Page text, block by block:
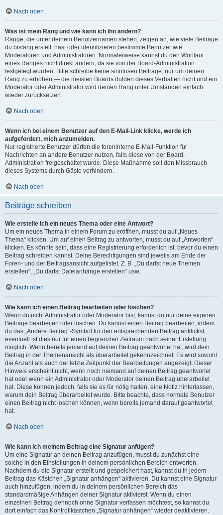
Nach oben
Was ist mein Rang und wie kann ich ihn ändern?
Ränge, die unter deinem Benutzernamen stehen, zeigen an, wie viele Beiträge
du bislang erstellt hast oder identifizieren bestimmte Benutzer wie
Moderatoren und Administratoren. Normalerweise kannst du den Wortlaut
eines Ranges nicht direkt ändern, da sie von der Board-Administration
festgelegt wurden. Bitte schreibe keine sinnlosen Beiträge, nur um deinen
Rang zu erhöhen — die meisten Boards dulden dieses Verhalten nicht und ein
Moderator oder Administrator wird deinen Rang unter Umständen einfach
wieder zurücksetzen.
Nach oben
Wenn ich bei einem Benutzer auf den E-Mail-Link klicke, werde ich
aufgefordert, mich anzumelden.
Nur registrierte Benutzer dürfen die foreninterne E-Mail-Funktion für
Nachrichten an andere Benutzer nutzen, falls diese von der Board-
Administration freigeschaltet wurde. Diese Maßnahme soll den Missbrauch
dieses Systems durch Gäste verhindern.
Nach oben
Beiträge schreiben
Wie erstelle ich ein neues Thema oder eine Antwort?
Um ein neues Thema in einem Forum zu eröffnen, musst du auf „Neues
Thema“ klicken. Um auf einen Beitrag zu antworten, musst du auf „Antworten“
klicken. Es könnte sein, dass eine Registrierung erforderlich ist, bevor du einen
Beitrag schreiben kannst. Deine Berechtigungen sind jeweils am Ende der
Foren- und der Beitragsansicht aufgelistet. Z. B. „Du darfst neue Themen
erstellen“, „Du darfst Dateianhänge erstellen“ usw.
Nach oben
Wie kann ich einen Beitrag bearbeiten oder löschen?
Wenn du nicht Administrator oder Moderator bist, kannst du nur deine eigenen
Beiträge bearbeiten oder löschen. Du kannst einen Beitrag bearbeiten, indem
du das „Ändere Beitrag“-Symbol für den entsprechenden Beitrag anklickst;
eventuell ist dies nur für einen begrenzten Zeitraum nach seiner Erstellung
möglich. Wenn bereits jemand auf deinen Beitrag geantwortet hat, wird dein
Beitrag in der Themenansicht als überarbeitet gekennzeichnet. Es wird sowohl
die Anzahl als auch der letzte Zeitpunkt der Bearbeitungen angezeigt. Dieser
Hinweis erscheint nicht, wenn noch niemand auf deinen Beitrag geantwortet
hat oder wenn ein Administrator oder Moderator deinen Beitrag überarbeitet
hat. Diese können jedoch, falls sie es für nötig halten, eine Notiz hinterlassen,
warum dein Beitrag überarbeitet wurde. Bitte beachte, dass normale Benutzer
einen Beitrag nicht löschen können, wenn bereits jemand darauf geantwortet
hat.
Nach oben
Wie kann ich meinem Beitrag eine Signatur anfügen?
Um eine Signatur an deinen Beitrag anzufügen, musst du zunächst eine
solche in den Einstellungen in deinem persönlichen Bereich entwerfen.
Nachdem du die Signatur erstellt und gespeichert hast, kannst du in jedem
Beitrag das Kästchen „Signatur anhängen“ aktivieren. Du kannst eine Signatur
auch hinzufügen, indem du in deinem persönlichen Bereich das
standardmäßige Anhängen deiner Signatur aktivierst. Wenn du einen
einzelnen Beitrag dennoch ohne Signatur verfassen möchtest, so kannst du
dort einfach das Kontrollkästchen „Signatur anhängen“ wieder deaktivieren.